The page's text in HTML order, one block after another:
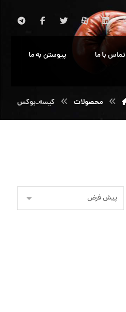
تماس با ما پیوستن به ما
محصولات کیسه_بوکس